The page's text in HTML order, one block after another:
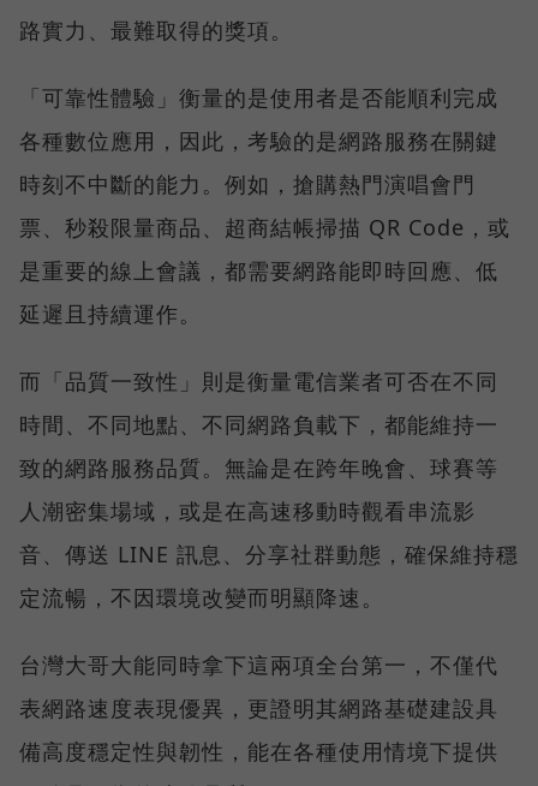
路實力、最難取得的獎項。
「可靠性體驗」衡量的是使用者是否能順利完成
各種數位應用，因此，考驗的是網路服務在關鍵
時刻不中斷的能力。例如，搶購熱門演唱會門
票、秒殺限量商品、超商結帳掃描 QR Code，或
是重要的線上會議，都需要網路能即時回應、低
延遲且持續運作。
而「品質一致性」則是衡量電信業者可否在不同
時間、不同地點、不同網路負載下，都能維持一
致的網路服務品質。無論是在跨年晚會、球賽等
人潮密集場域，或是在高速移動時觀看串流影
音、傳送 LINE 訊息、分享社群動態，確保維持穩
定流暢，不因環境改變而明顯降速。
台灣大哥大能同時拿下這兩項全台第一，不僅代
表網路速度表現優異，更證明其網路基礎建設具
備高度穩定性與韌性，能在各種使用情境下提供